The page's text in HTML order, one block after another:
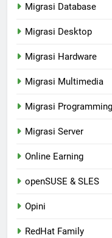
Migrasi Database
Migrasi Desktop
Migrasi Hardware
Migrasi Multimedia
Migrasi Programming
Migrasi Server
Online Earning
openSUSE & SLES
Opini
RedHat Family